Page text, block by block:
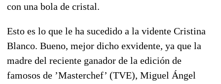
con una bola de cristal.
Esto es lo que le ha sucedido a la vidente Cristina
Blanco. Bueno, mejor dicho exvidente, ya que la
madre del reciente ganador de la edición de
famosos de ’Masterchef’ (TVE), Miguel Ángel